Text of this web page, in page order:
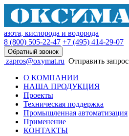
азота, кислорода и водорода
8 (800) 505-22-47 +7 (495) 414-29-07
Обратный звонок
zapros@oxymat.ru Отправить запрос
О КОМПАНИИ
НАША ПРОДУКЦИЯ
Проекты
Техническая поддержка
Промышленная автоматизация
Применение
КОНТАКТЫ